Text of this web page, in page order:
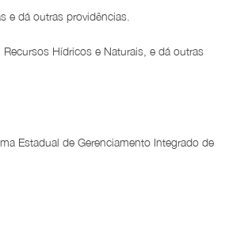
e dá outras providências.
Hídricos e Naturais, e dá outras
Estadual de Gerenciamento Integrado de